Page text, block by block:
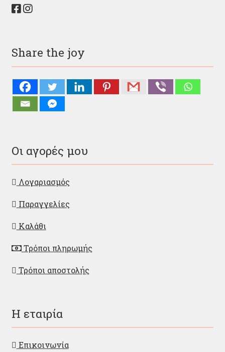
Share the joy
Οι αγορές μου
Λογαριασμός
Παραγγελίες
Καλάθι
Τρόποι πληρωμής
Τρόποι αποστολής
Η εταιρία
Επικοινωνία